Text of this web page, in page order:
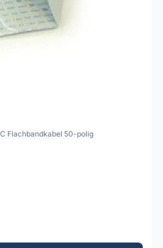
Flachbandkabel 50-polig